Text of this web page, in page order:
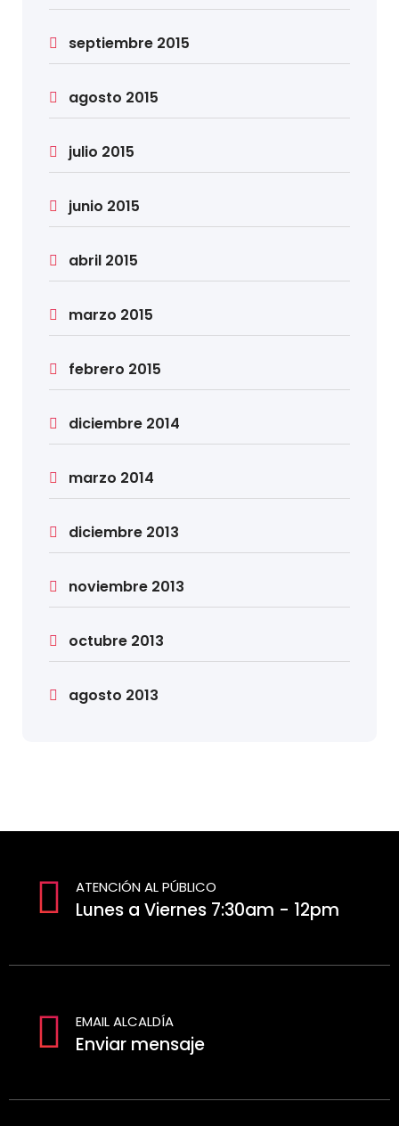
septiembre 2015
agosto 2015
julio 2015
junio 2015
abril 2015
marzo 2015
febrero 2015
diciembre 2014
marzo 2014
diciembre 2013
noviembre 2013
octubre 2013
agosto 2013
ATENCIÓN AL PÚBLICO
Lunes a Viernes 7:30am - 12pm
EMAIL ALCALDÍA
Enviar mensaje